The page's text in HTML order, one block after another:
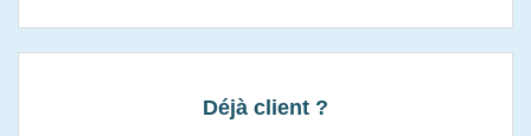
Déjà client ?